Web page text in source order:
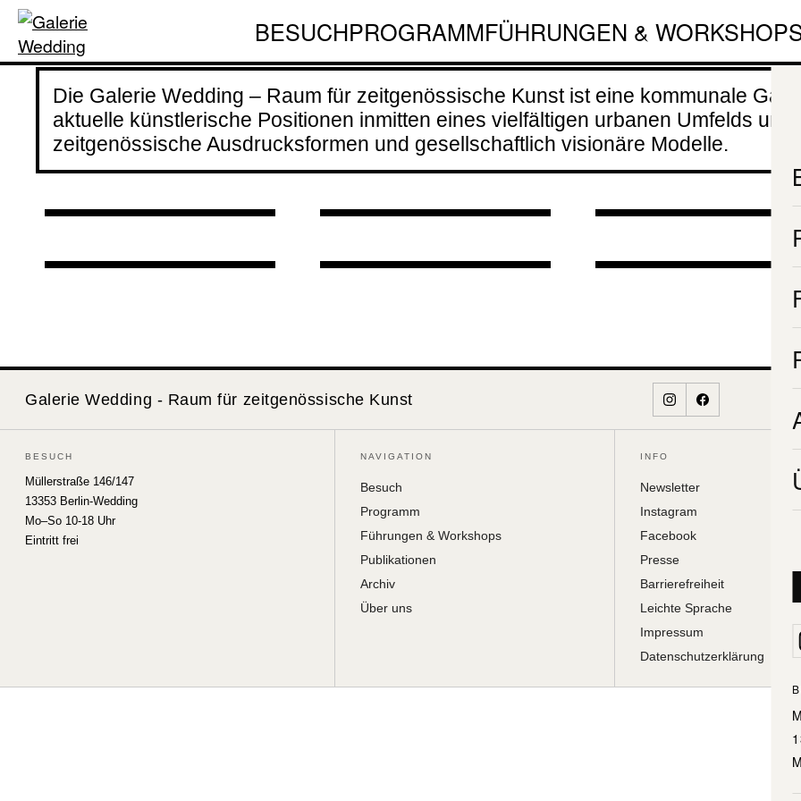
BESUCHPROGRAMMFÜHRUNGEN &
Die Galerie Wedding – Raum für zeitgenössische Kunst ist eine kommunale
aktuelle künstlerische Positionen inmitten eines vielfältigen urbanen Umfelds und
zeitgenössische Ausdrucksformen und gesellschaftlich visionäre Modelle.
Deconstruction
of an Armenian
Family«
22.05.2026 bis
09.08.2026
난국죽 Mae Nan
Guk Juk: Diasporic
Memories Formed i
n Clay «
20.08.2026 - 18:00
Führung mit
Beatrice
Moumdjian
06.08.2026 -
17:00
» 매난국죽 Mae
Nan Guk Juk:
Diasporic
Memories Formed i
n Clay «
01.11.2026
Konzertabend
mit
»Horizontaler
Gentransfer«
19:00
SUNDAY
(SAM)
Galerie Wedding - Raum für zeitgenössische Kunst
BESUCH
Müllerstraße 146/147
13353 Berlin-Wedding
Mo–So 10-18 Uhr
Eintritt frei
NAVIGATION
Besuch
Programm
Führungen & Workshops
Publikationen
Archiv
Über uns
INFO
Newsletter
Instagram
Facebook
Presse
Barrierefreiheit
Leichte Sprache
Impressum
Datenschutzerklärung